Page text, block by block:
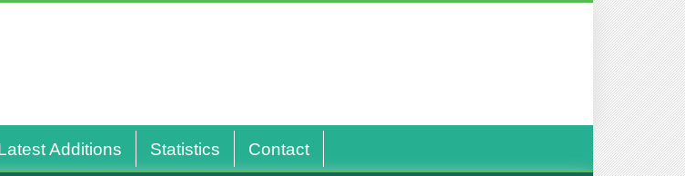
Additions Statistics Contact